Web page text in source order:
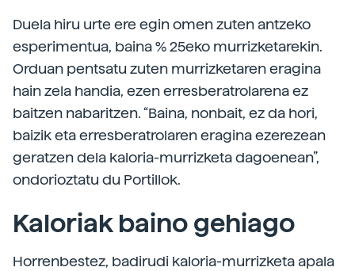
Duela hiru urte ere egin omen zuten antzeko
esperimentua, baina % 25eko murrizketarekin.
Orduan pentsatu zuten murrizketaren eragina
hain zela handia, ezen erresberatrolarena ez
baitzen nabaritzen. “Baina, nonbait, ez da hori,
baizik eta erresberatrolaren eragina ezerezean
geratzen dela kaloria-murrizketa dagoenean”,
ondorioztatu du Portillok.
Kaloriak baino gehiago
Horrenbestez, badirudi kaloria-murrizketa apala